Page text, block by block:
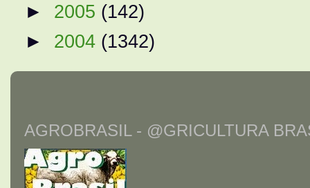
► 2005 (142)
► 2004 (1342)
AGROBRASIL - @GRICULTURA